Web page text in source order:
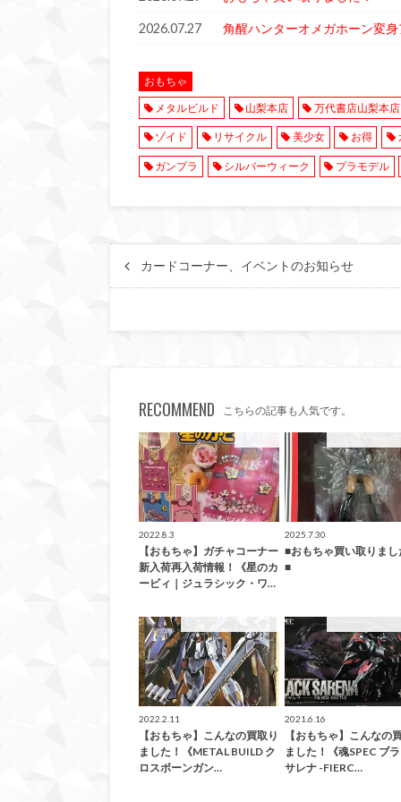
2026.07.27 角醒ハンターオメガホーン変
おもちゃ
メタルビルド
山梨本店 万代書店山梨本店
ゾイド リサイクル 美少女 お得
ガンプラ シルバーウィーク プラモデル
カードコーナー、イベントのお知らせ
RECOMMEND こちらの記事も人気です。
2022.8.3
【おもちゃ】ガチャコーナー
新入荷再入荷情報！《星のカ
ービィ｜ジュラシック・ワ…
2025.7.30
■おもちゃ買い取りま
■
2022.2.11
【おもちゃ】こんなの買取り
ました！《METAL BUILD ク
ロスボーンガン…
2021.6.16
【おもちゃ】こんなの
ました！《魂SPEC ブ
サレナ -FIERC…